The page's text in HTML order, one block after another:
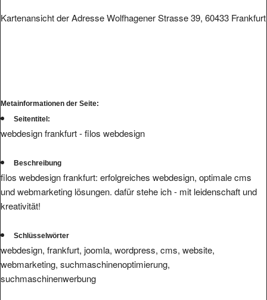
Kartenansicht der Adresse Wolfhagener Strasse 39, 60433 Frankfurt
Metainformationen der Seite:
Seitentitel:
webdesign frankfurt - filos webdesign
Beschreibung
filos webdesign frankfurt: erfolgreiches webdesign, optimale cms
und webmarketing lösungen. dafür stehe ich - mit leidenschaft und
kreativität!
Schlüsselwörter
webdesign, frankfurt, joomla, wordpress, cms, website,
webmarketing, suchmaschinenoptimierung,
suchmaschinenwerbung